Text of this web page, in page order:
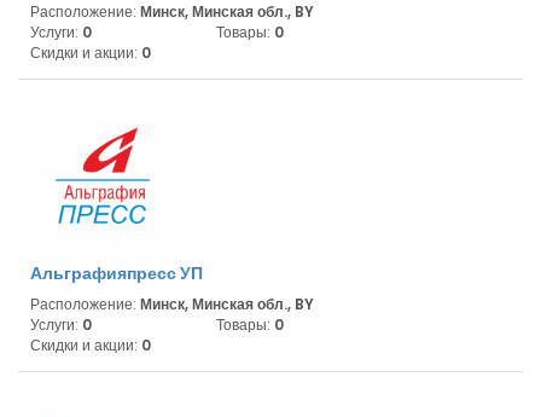
Расположение: Минск, Минская обл., BY
Услуги: 0 Товары: 0
Скидки и акции: 0
Альграфияпресс УП
Расположение: Минск, Минская обл., BY
Услуги: 0 Товары: 0
Скидки и акции: 0